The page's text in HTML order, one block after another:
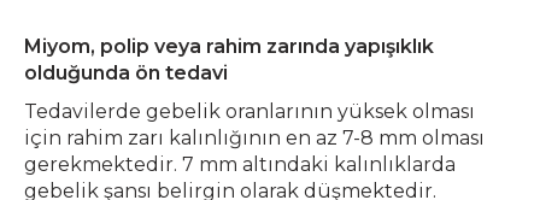
Miyom, polip veya rahim zarında yapışıklık
olduğunda ön tedavi
Tedavilerde gebelik oranlarının yüksek olması
için rahim zarı kalınlığının en az 7-8 mm olması
gerekmektedir. 7 mm altındaki kalınlıklarda
gebelik şansı belirgin olarak düşmektedir.